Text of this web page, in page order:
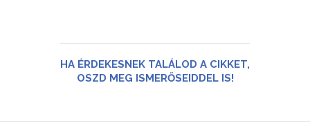
HA ÉRDEKESNEK TALÁLOD A CIKKET,
OSZD MEG ISMERŐSEIDDEL IS!